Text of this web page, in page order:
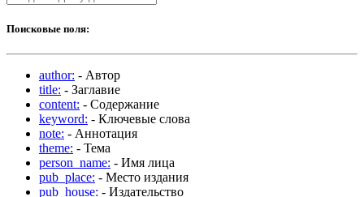
Поисковые поля:
author: - Автор
title: - Заглавие
content: - Содержание
keyword: - Ключевые слова
note: - Аннотация
theme: - Тема
person_name: - Имя лица
pub_place: - Место издания
pub_house: - Издательство